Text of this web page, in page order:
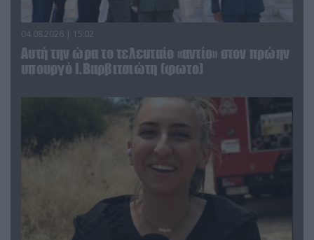
04.08.2026 | 15:02
Αυτή την ώρα το τελευταίο «αντίο» στον πρώην
υπουργό Ι.Βαρβιτσιώτη (φωτο)